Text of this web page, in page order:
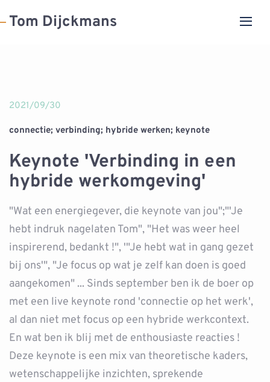
Tom Dijckmans
2021/09/30
connectie; verbinding; hybride werken; keynote
Keynote 'Verbinding in een
hybride werkomgeving'
"Wat een energiegever, die keynote van jou";"'Je
hebt indruk nagelaten Tom", "Het was weer heel
inspirerend, bedankt !", '"Je hebt wat in gang gezet
bij ons'", "Je focus op wat je zelf kan doen is goed
aangekomen" ... Sinds september ben ik de boer op
met een live keynote rond 'connectie op het werk',
al dan niet met focus op een hybride werkcontext.
En wat ben ik blij met de enthousiaste reacties !
Deze keynote is een mix van theoretische kaders,
wetenschappelijke inzichten, sprekende